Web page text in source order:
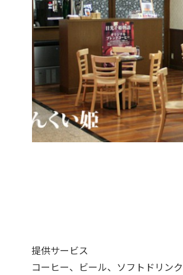
提供サービス
コーヒー、ビール、ソフトドリン